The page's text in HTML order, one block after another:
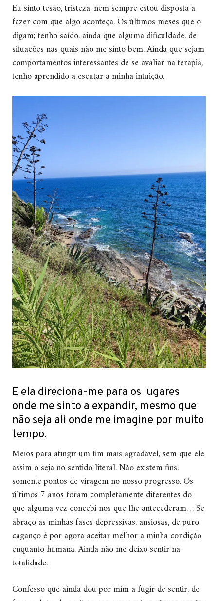
Eu sinto tesão, tristeza, nem sempre estou disposta a
fazer com que algo aconteça. Os últimos meses que o
digam; tenho saído, ainda que alguma dificuldade, de
situações nas quais não me sinto bem. Ainda que sejam
comportamentos interessantes de se avaliar na terapia,
tenho aprendido a escutar a minha intuição.
E ela direciona-me para os lugares
onde me sinto a expandir, mesmo que
não seja ali onde me imagine por muito
tempo.
Meios para atingir um fim mais agradável, sem que ele
assim o seja no sentido literal. Não existem fins,
somente pontos de viragem no nosso progresso. Os
últimos 7 anos foram completamente diferentes do
que alguma vez concebi nos que lhe antecederam… Se
abraço as minhas fases depressivas, ansiosas, de puro
caganço é por agora aceitar melhor a minha condição
enquanto humana. Ainda não me deixo sentir na
totalidade.
Confesso que ainda dou por mim a fugir de sentir, de